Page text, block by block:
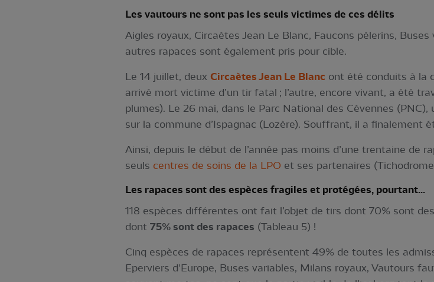
Les vautours ne sont pas les seuls victimes de ces délits
Aigles royaux, Circaètes Jean Le Blanc, Faucons pèlerins,
autres rapaces sont également pris pour cible.
Le 14 juillet, deux Circaètes Jean Le Blanc ont été conduits à la
arrivé mort victime d’un tir fatal ; l’autre, encore vivant, a été
plumes). Le 26 mai, dans le Parc National des Cévennes (PNC),
sur la commune d’Ispagnac (Lozère). Souffrant, il a finalement
Ainsi, depuis le début de l’année pas moins d’une trentaine de
seuls centres de soins de la LPO et ses partenaires
Les rapaces sont des espèces fragiles et protégées, pourtant...
118 espèces différentes ont fait l’objet de tirs dont 70% sont
dont 75% sont des rapaces (Tableau 5) !
Cinq espèces de rapaces représentent 49% de toutes les
Eperviers d'Europe, Buses variables, Milans royaux, Vautours